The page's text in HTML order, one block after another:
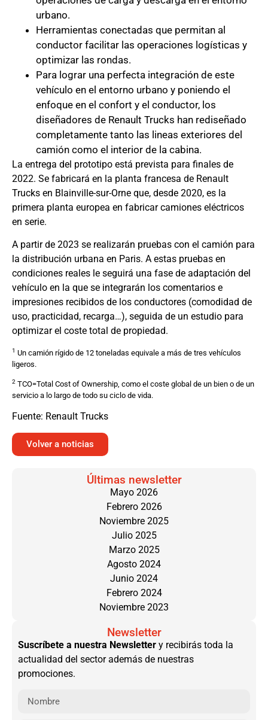
urbano.
Herramientas conectadas que permitan al
conductor facilitar las operaciones logísticas y
optimizar las rondas.
Para lograr una perfecta integración de este
vehículo en el entorno urbano y poniendo el
enfoque en el confort y el conductor, los
diseñadores de Renault Trucks han rediseñado
completamente tanto las lineas exteriores del
camión como el interior de la cabina.
La entrega del prototipo está prevista para finales de
2022. Se fabricará en la planta francesa de Renault
Trucks en Blainville-sur-Orne que, desde 2020, es la
primera planta europea en fabricar camiones eléctricos
en serie.
A partir de 2023 se realizarán pruebas con el camión para
la distribución urbana en Paris. A estas pruebas en
condiciones reales le seguirá una fase de adaptación del
vehículo en la que se integrarán los comentarios e
impresiones recibidos de los conductores (comodidad de
uso, practicidad, recarga…), seguida de un estudio para
optimizar el coste total de propiedad.
1 Un camión rígido de 12 toneladas equivale a más de tres vehículos
ligeros.
2 TCO=Total Cost of Ownership, como el coste global de un bien o de un
servicio a lo largo de todo su ciclo de vida.
Fuente: Renault Trucks
Volver a noticias
Últimas newsletter
Mayo 2026
Febrero 2026
Noviembre 2025
Julio 2025
Marzo 2025
Agosto 2024
Junio 2024
Febrero 2024
Noviembre 2023
Newsletter
Suscríbete a nuestra Newsletter y recibirás toda la
actualidad del sector además de nuestras
promociones.